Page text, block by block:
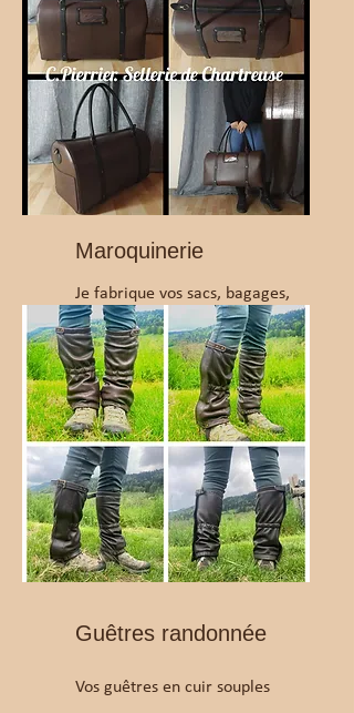
Maroquinerie
Je fabrique vos sacs, bagages,
portefeuilles et ceintures...
Guêtres randonnée
Vos guêtres en cuir souples